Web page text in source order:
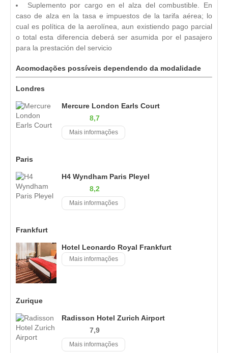
Suplemento por cargo en el alza del combustible. En
caso de alza en la tasa e impuestos de la tarifa aérea; lo
cual es política de la aerolínea, aun existiendo pago parcial
o total esta diferencia deberá ser asumida por el pasajero
para la prestación del servicio
Acomodações possíveis dependendo da modalidade
Londres
Mercure London Earls Court
8,7
Mais informações
Paris
H4 Wyndham Paris Pleyel
8,2
Mais informações
Frankfurt
Hotel Leonardo Royal Frankfurt
Mais informações
Zurique
Radisson Hotel Zurich Airport
7,9
Mais informações